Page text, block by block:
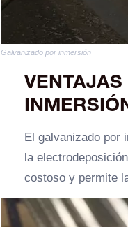
Galvanizado por inmersión
El galvanizado por
la
costoso y permite